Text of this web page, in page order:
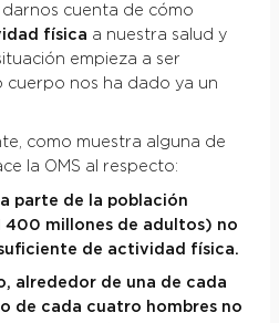
darnos cuenta de cómo
física a nuestra salud y
empieza a ser
nos ha dado ya un
como muestra alguna de
la OMS al respecto:
parte de la población
400 millones de adultos) no
de actividad física.
alrededor de una de cada
de cada cuatro hombres no